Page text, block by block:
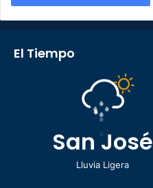
El Tiempo
San José
Lluvia Ligera